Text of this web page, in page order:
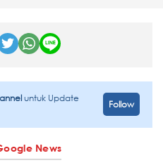
untuk Update
Follow
News